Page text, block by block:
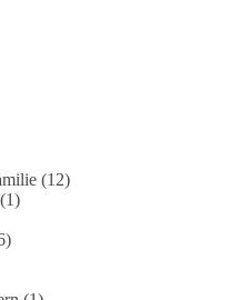
von
Sie
und den
und
(12)